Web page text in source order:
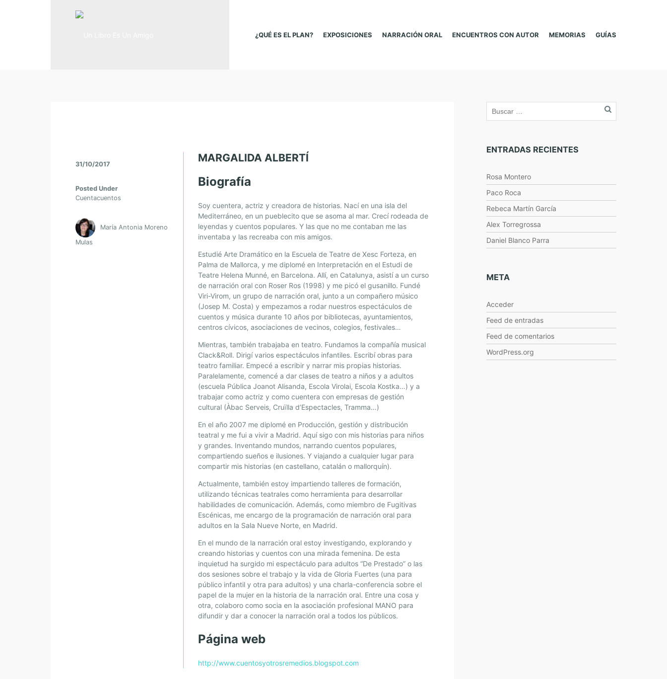
¿QUÉ ES EL PLAN? EXPOSICIONES NARRACIÓN ORAL ENCUENTROS CON AUTOR MEMORIAS GUÍAS
MARGALIDA ALBERTÍ
Biografía
Soy cuentera, actriz y creadora de historias. Nací en una isla del
Mediterráneo, en un pueblecito que se asoma al mar. Crecí rodeada de
leyendas y cuentos populares. Y las que no me contaban me las
inventaba y las recreaba con mis amigos.
Estudié Arte Dramático en la Escuela de Teatre de Xesc Forteza, en
Palma de Mallorca, y me diplomé en Interpretación en el Estudi de
Teatre Helena Munné, en Barcelona. Allí, en Catalunya, asistí a un curso
de narración oral con Roser Ros (1998) y me picó el gusanillo. Fundé
Viri-Virom, un grupo de narración oral, junto a un compañero músico
(Josep M. Costa) y empezamos a rodar nuestros espectáculos de
cuentos y música durante 10 años por bibliotecas, ayuntamientos,
centros cívicos, asociaciones de vecinos, colegios, festivales…
Mientras, también trabajaba en teatro. Fundamos la compañía musical
Clack&Roll. Dirigí varios espectáculos infantiles. Escribí obras para
teatro familiar. Empecé a escribir y narrar mis propias historias.
Paralelamente, comencé a dar clases de teatro a niños y a adultos
(escuela Pública Joanot Alisanda, Escola Virolai, Escola Kostka…) y a
trabajar como actriz y como cuentera con empresas de gestión
cultural (Àbac Serveis, Cruïlla d’Espectacles, Tramma…)
En el año 2007 me diplomé en Producción, gestión y distribución
teatral y me fui a vivir a Madrid. Aquí sigo con mis historias para niños
y grandes. Inventando mundos, narrando cuentos populares,
compartiendo sueños e ilusiones. Y viajando a cualquier lugar para
compartir mis historias (en castellano, catalán o mallorquín).
Actualmente, también estoy impartiendo talleres de formación,
utilizando técnicas teatrales como herramienta para desarrollar
habilidades de comunicación. Además, como miembro de Fugitivas
Escénicas, me encargo de la programación de narración oral para
adultos en la Sala Nueve Norte, en Madrid.
En el mundo de la narración oral estoy investigando, explorando y
creando historias y cuentos con una mirada femenina. De esta
inquietud ha surgido mi espectáculo para adultos “De Prestado” o las
dos sesiones sobre el trabajo y la vida de Gloria Fuertes (una para
público infantil y otra para adultos) y una charla-conferencia sobre el
papel de la mujer en la historia de la narración oral. Entre una cosa y
otra, colaboro como socia en la asociación profesional MANO para
difundir y dar a conocer la narración oral a todos los públicos.
Página web
http://www.cuentosyotrosremedios.blogspot.com
31/10/2017
Posted Under
Cuentacuentos
María Antonia Moreno
Mulas
ENTRADAS RECIENTES
Rosa Montero
Paco Roca
Rebeca Martín García
Alex Torregrossa
Daniel Blanco Parra
META
Acceder
Feed de entradas
Feed de comentarios
WordPress.org